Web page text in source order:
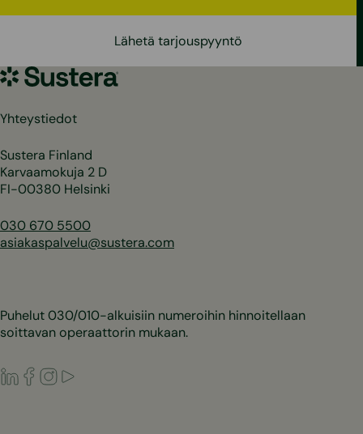
Lähetä tarjouspyyntö
Sustera
Yhteystiedot
Sustera Finland
Karvaamokuja 2 D
FI-00380 Helsinki
030 670 5500
asiakaspalvelu@sustera.com
Puhelut 030/010-alkuisiin numeroihin hinnoitellaan
soittavan operaattorin mukaan.
LinkedIn
Facebook
Instagram